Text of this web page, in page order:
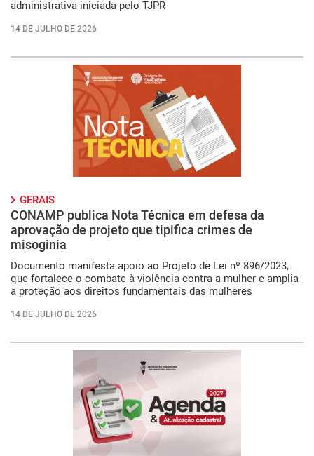
administrativa iniciada pelo TJPR
14 DE JULHO DE 2026
GERAIS
CONAMP publica Nota Técnica em defesa da
aprovação de projeto que tipifica crimes de
misoginia
Documento manifesta apoio ao Projeto de Lei nº 896/2023,
que fortalece o combate à violência contra a mulher e amplia
a proteção aos direitos fundamentais das mulheres
14 DE JULHO DE 2026